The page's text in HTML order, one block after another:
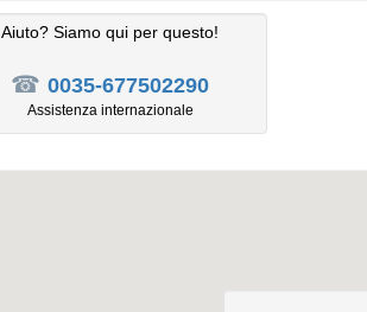
Aiuto? Siamo qui per questo!
☎ 0035-677502290
Assistenza internazionale